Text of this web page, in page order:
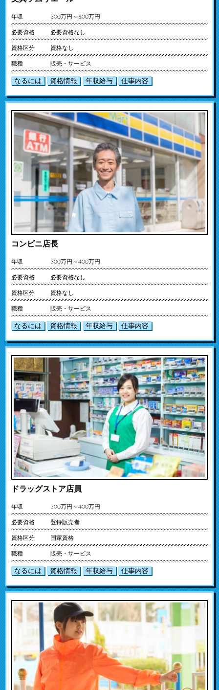
年収 300万円～600万円
必要資格 必要資格なし
資格区分 資格なし
職種 販売・サービス
なるには 資格情報 年収給与 仕事内容
コンビニ店長
年収 300万円～400万円
必要資格 必要資格なし
資格区分 資格なし
職種 販売・サービス
なるには 資格情報 年収給与 仕事内容
ドラッグストア店員
年収 300万円～400万円
必要資格 登録販売者
資格区分 国家資格
職種 販売・サービス
なるには 資格情報 年収給与 仕事内容